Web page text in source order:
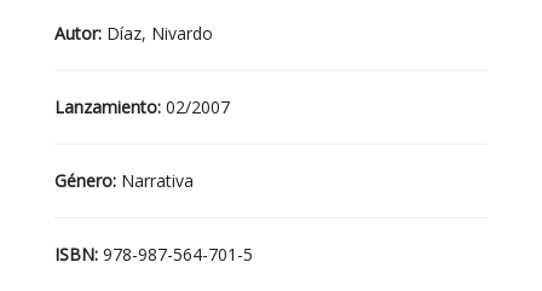
Autor: Díaz, Nivardo
Lanzamiento: 02/2007
Género: Narrativa
ISBN: 978-987-564-701-5